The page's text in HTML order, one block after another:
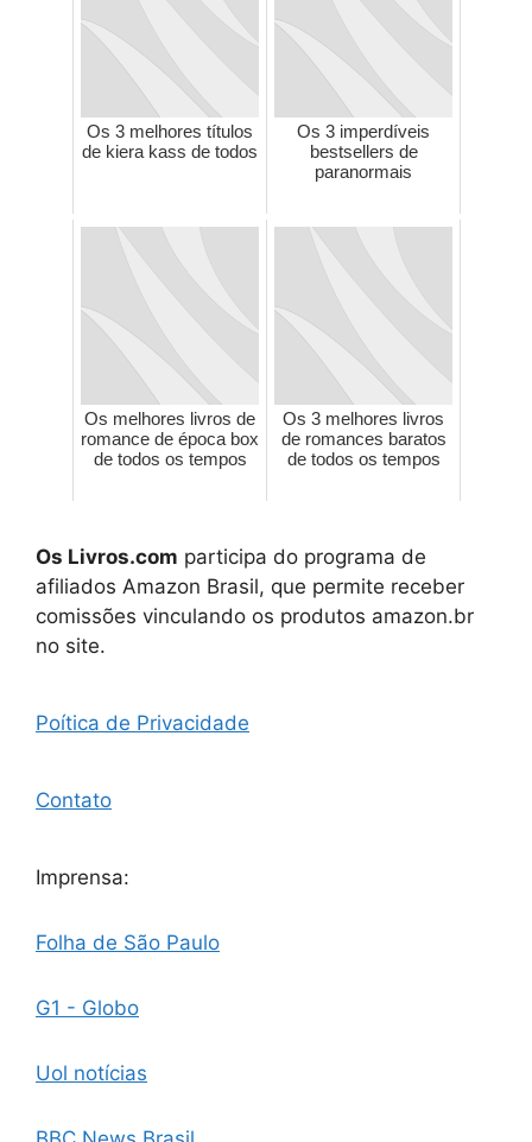
Os 3 melhores títulos
de kiera kass de todos
Os 3 imperdíveis
bestsellers de
paranormais
Os melhores livros de
romance de época box
de todos os tempos
Os 3 melhores livros
de romances baratos
de todos os tempos
Os Livros.com participa do programa de
afiliados Amazon Brasil, que permite receber
comissões vinculando os produtos amazon.br
no site.
Poítica de Privacidade
Contato
Imprensa:
Folha de São Paulo
G1 - Globo
Uol notícias